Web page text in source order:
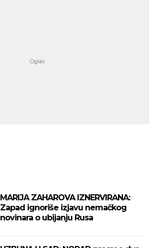
MARIJA ZAHAROVA IZNERVIRANA:
Zapad ignoriše izjavu nemačkog
novinara o ubijanju Rusa